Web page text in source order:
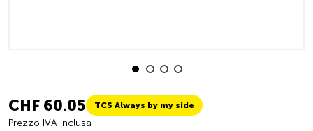
CHF 60.05 TCS Always by my side
Prezzo IVA inclusa